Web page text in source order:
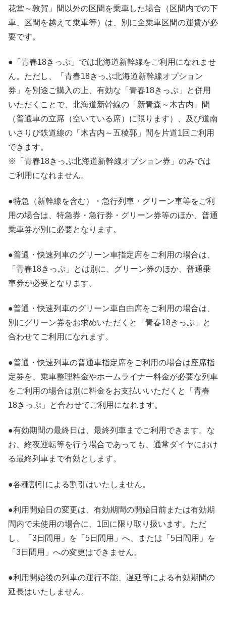
花堂～敦賀」間以外の区間を乗車した場合（区間内での下
車、区間を越えて乗車等）は、別に全乗車区間の運賃が必
要です。
●「青春18きっぷ」では北海道新幹線をご利用になれませ
ん。ただし、「青春18きっぷ北海道新幹線オプション
券」を別途ご購入の上、有効な「青春18きっぷ」と併用
いただくことで、北海道新幹線の「新青森～木古内」間
（普通車の立席（空いている席）に限ります）、及び道南
いさりび鉄道線の「木古内～五稜郭」間を片道1回ご利用
できます。
※「青春18きっぷ北海道新幹線オプション券」のみでは
ご利用になれません。
●特急（新幹線を含む）・急行列車・グリーン車等をご利
用の場合は、特急券・急行券・グリーン券等のほか、普通
乗車券が別に必要となります。
●普通・快速列車のグリーン車指定席をご利用の場合は、
「青春18きっぷ」とは別に、グリーン券のほか、普通乗
車券が必要となります。
●普通・快速列車のグリーン車自由席をご利用の場合は、
別にグリーン券をお求めいただくと「青春18きっぷ」と
合わせてご利用になれます。
●普通・快速列車の普通車指定席をご利用の場合は座席指
定券を、乗車整理料金やホームライナー料金が必要な列車
をご利用の場合は別に料金をお支払いいただくと「青春
18きっぷ」と合わせてご利用になれます。
●有効期間の最終日は、最終列車までご利用できます。な
お、終夜運転等を行う場合であっても、通常ダイヤにおけ
る最終列車まで有効とします。
●各種割引による割引はいたしません。
●利用開始日の変更は、有効期間の開始日前または有効期
間内で未使用の場合に、1回に限り取り扱います。ただ
し、「3日間用」を「5日間用」へ、または「5日間用」を
「3日間用」への変更はできません。
●利用開始後の列車の運行不能、遅延等による有効期間の
延長はいたしません。